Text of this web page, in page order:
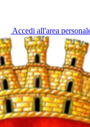
Accedi all'area